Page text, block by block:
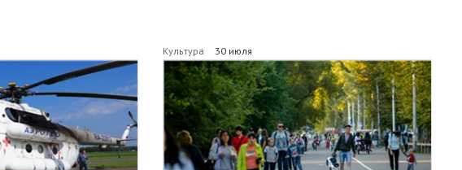
Культура 30 июля